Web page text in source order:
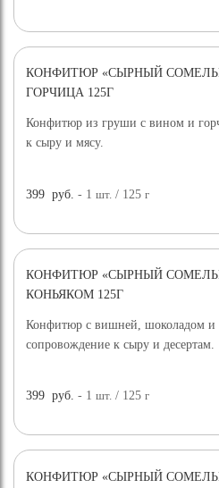
КОНФИТЮР «СЫРНЫЙ
ГОРЧИЦА 125Г
Конфитюр из груши с вином и
к сыру и мясу.
399 руб. - 1шт. / 125г
КОНФИТЮР «СЫРНЫЙ
КОНЬЯКОМ 125Г
Конфитюр с вишней, шоколадом
сопровождение к сыру и десертам.
399 руб. - 1шт. / 125г
КОНФИТЮР «СЫРНЫЙ